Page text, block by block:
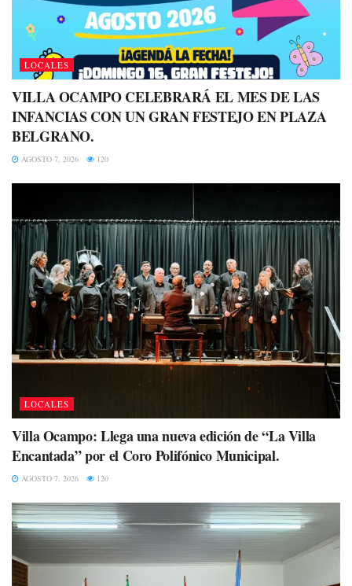
LOCALES
VILLA OCAMPO CELEBRARÁ EL MES DE LAS
INFANCIAS CON UN GRAN FESTEJO EN PLAZA
BELGRANO.
AGOSTO 7, 2026 120
LOCALES
Villa Ocampo: Llega una nueva edición de “La Villa
Encantada” por el Coro Polifónico Municipal.
AGOSTO 7, 2026 120